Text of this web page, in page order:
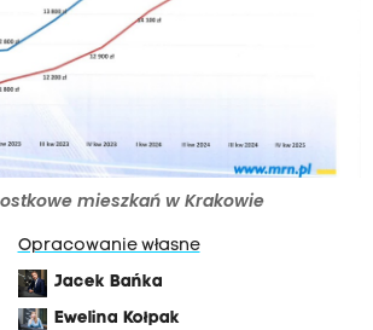
mieszkań w Krakowie
Opracowanie własne
Jacek Bańka
Ewelina Kołpak